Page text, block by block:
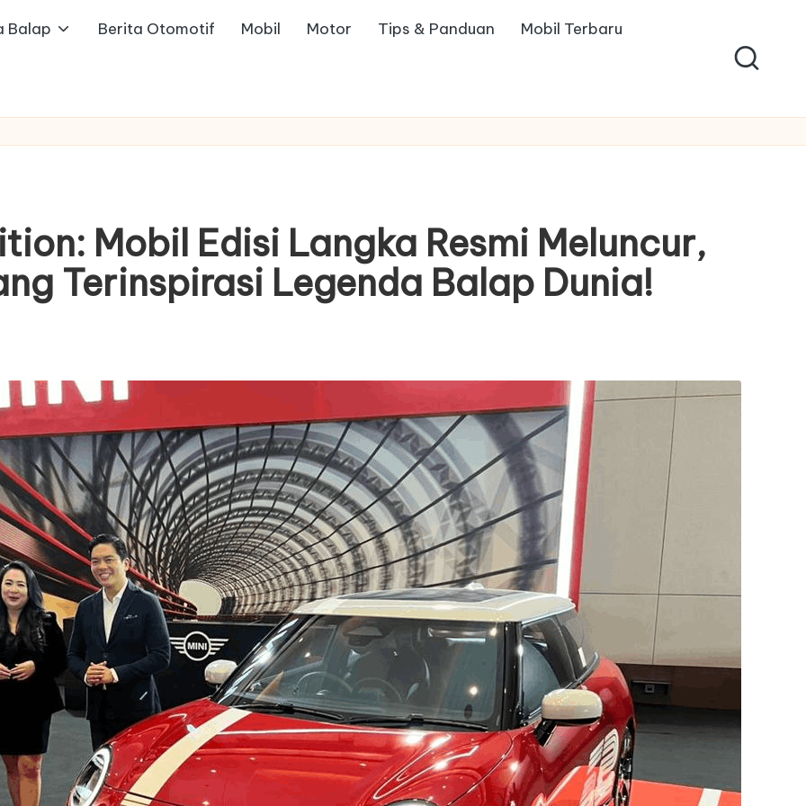
Balap Berita Otomotif Mobil Motor Tips & Panduan Mobil Terbaru
Mobil Edisi Langka Resmi Meluncur,
Terinspirasi Legenda Balap Dunia!